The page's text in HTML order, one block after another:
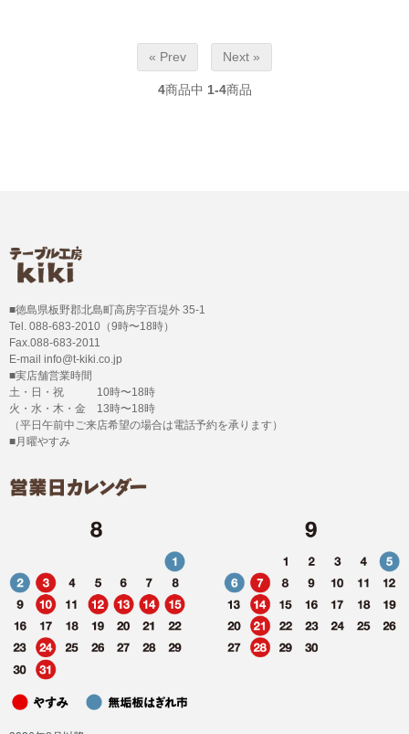
« Prev Next »
4商品中 1-4商品
■徳島県板野郡北島町高房字百堤外 35-1
Tel. 088-683-2010（9時〜18時）
Fax.088-683-2011
E-mail info@t-kiki.co.jp
■実店舗営業時間
土・日・祝 10時〜18時
火・水・木・金 13時〜18時
（平日午前中ご来店希望の場合は電話予約を承ります）
■月曜やすみ